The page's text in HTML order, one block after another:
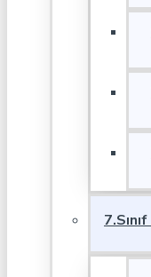
7.Sınıf